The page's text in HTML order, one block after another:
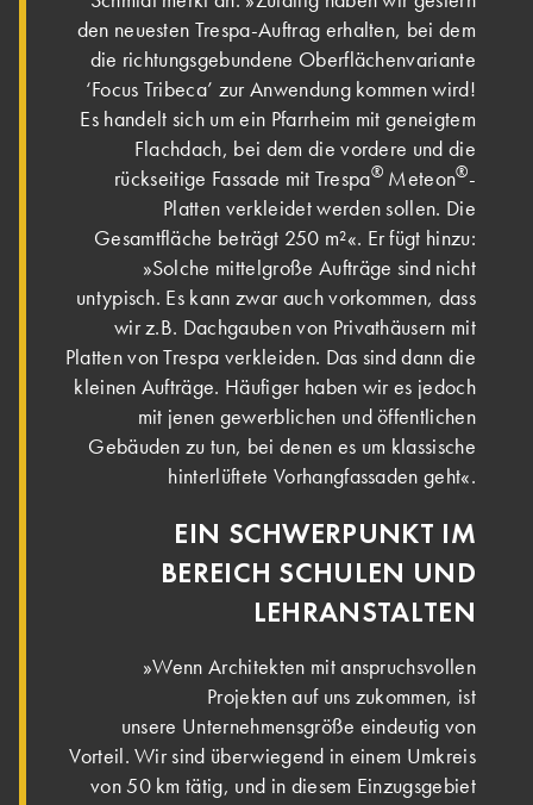
den neuesten Trespa-Auftrag erhalten, bei dem
die richtungsgebundene Oberflächenvariante
‘Focus Tribeca’ zur Anwendung kommen wird!
Es handelt sich um ein Pfarrheim mit geneigtem
Flachdach, bei dem die vordere und die
rückseitige Fassade mit Trespa® Meteon®-
Platten verkleidet werden sollen. Die
Gesamtfläche beträgt 250 m²«. Er fügt hinzu:
»Solche mittelgroße Aufträge sind nicht
untypisch. Es kann zwar auch vorkommen, dass
wir z.B. Dachgauben von Privathäusern mit
Platten von Trespa verkleiden. Das sind dann die
kleinen Aufträge. Häufiger haben wir es jedoch
mit jenen gewerblichen und öffentlichen
Gebäuden zu tun, bei denen es um klassische
hinterlüftete Vorhangfassaden geht«.
EIN SCHWERPUNKT IM
BEREICH SCHULEN UND
LEHRANSTALTEN
»Wenn Architekten mit anspruchsvollen
Projekten auf uns zukommen, ist
unsere Unternehmensgröße eindeutig von
Vorteil. Wir sind überwiegend in einem Umkreis
von 50 km tätig, und in diesem Einzugsgebiet